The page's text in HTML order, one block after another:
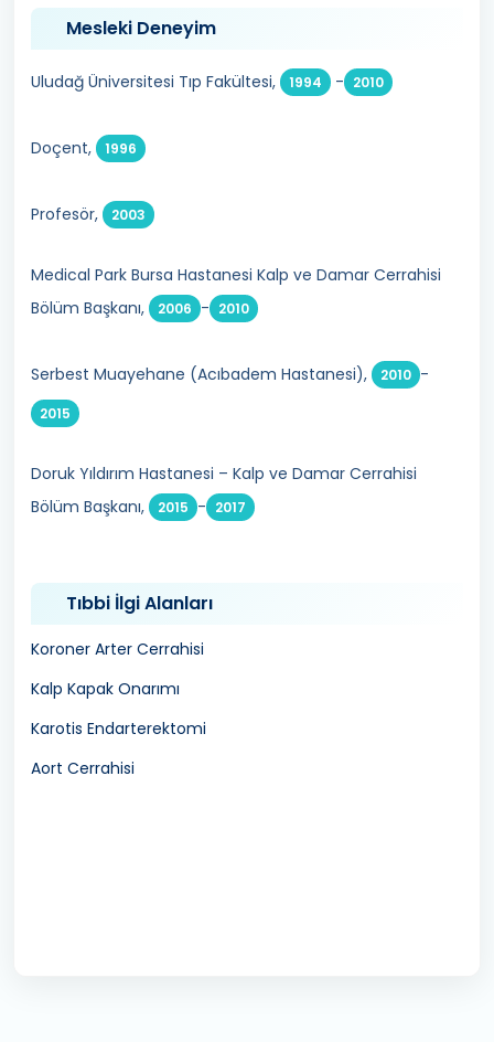
Mesleki Deneyim
Uludağ Üniversitesi Tıp Fakültesi, 1994 - 2010
Doçent, 1996
Profesör, 2003
Medical Park Bursa Hastanesi Kalp ve Damar Cerrahisi
Bölüm Başkanı,
2006 - 2010
Serbest Muayehane (Acıbadem Hastanesi), 2010 -
2015
Doruk Yıldırım Hastanesi – Kalp ve Damar Cerrahisi
Bölüm Başkanı,
2015 - 2017
Tıbbi İlgi Alanları
Koroner Arter Cerrahisi
Kalp Kapak Onarımı
Karotis Endarterektomi
Aort Cerrahisi